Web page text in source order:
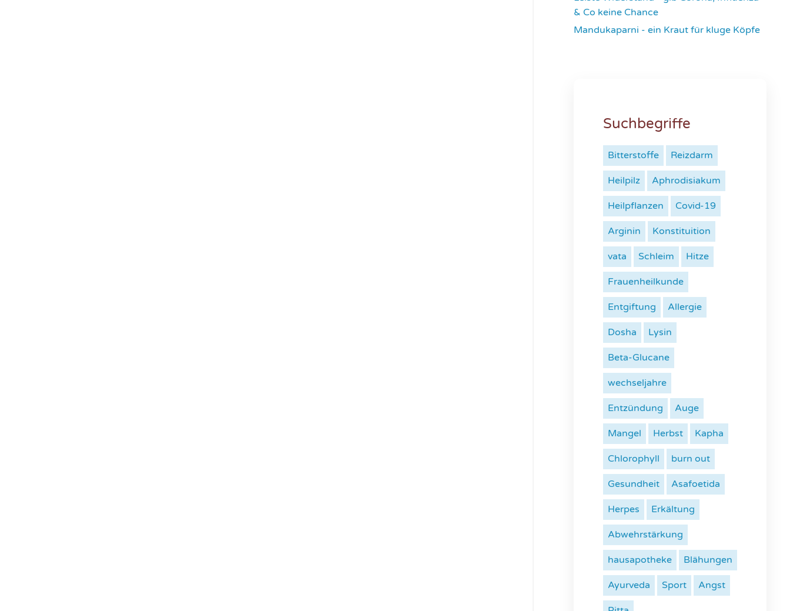
& Co keine Chance
Mandukaparni - ein Kraut für kluge Köpfe
Suchbegriffe
Bitterstoffe Reizdarm
Heilpilz Aphrodisiakum
Heilpflanzen Covid-19
Arginin Konstituition
vata Schleim Hitze
Frauenheilkunde
Entgiftung Allergie
Dosha Lysin
Beta-Glucane
wechseljahre
Entzündung Auge
Mangel Herbst Kapha
Chlorophyll burn out
Gesundheit Asafoetida
Herpes Erkältung
Abwehrstärkung
hausapotheke Blähungen
Ayurveda Sport Angst